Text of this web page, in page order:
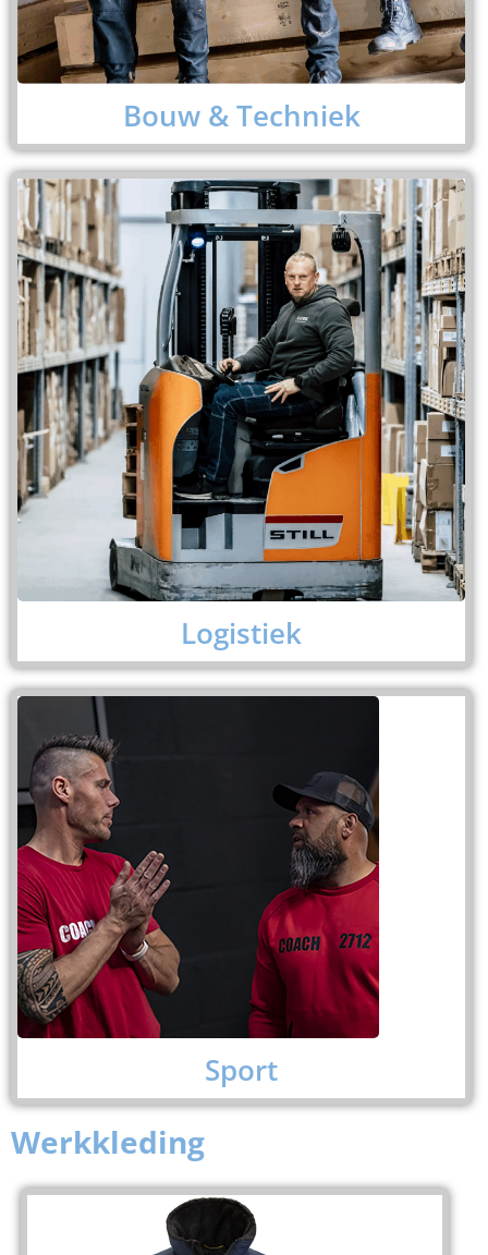
Bouw & Techniek
Logistiek
Sport
Werkkleding